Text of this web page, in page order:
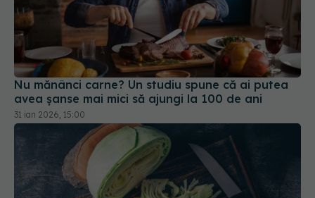
Nu mănânci carne? Un studiu spune că ai putea
avea șanse mai mici să ajungi la 100 de ani
31 ian 2026, 15:00